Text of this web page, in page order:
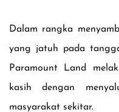
Dalam rangka
yang jatuh pada
Paramount Land
kasih dengan
masyarakat sekitar.